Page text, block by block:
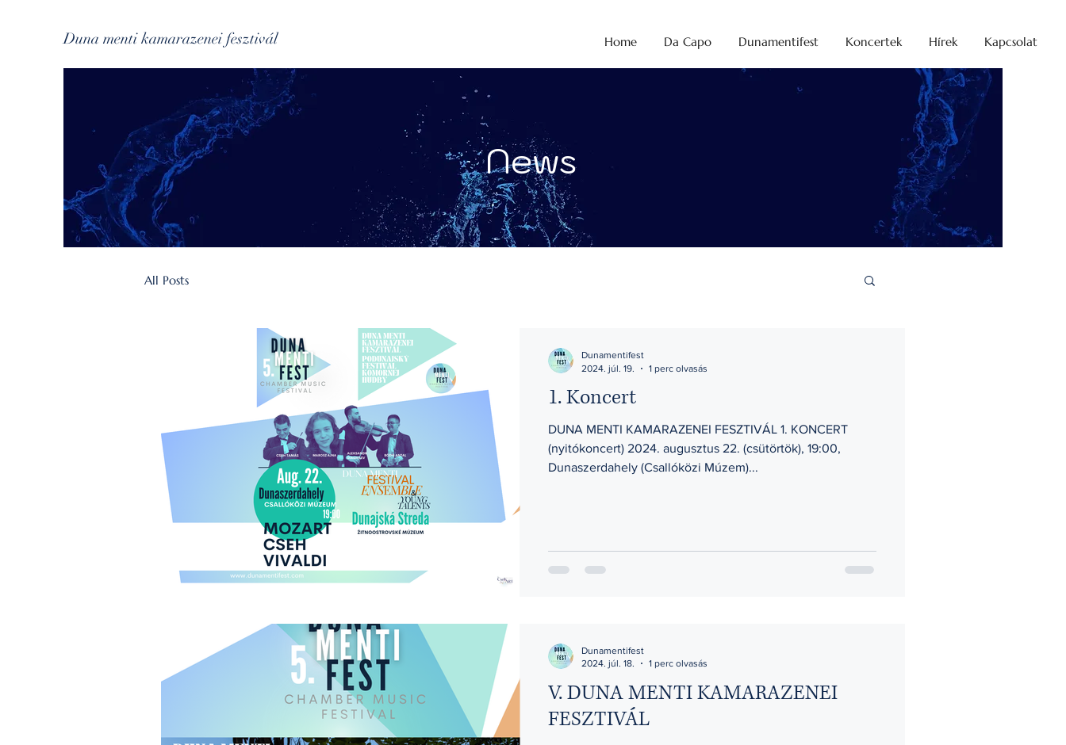
Duna menti kamarazenei fesztivál Home Da Capo Dunamentifest Koncertek Hírek Kapcsolat
News
All Posts
1. Koncert
DUNA MENTI KAMARAZENEI FESZTIVÁL 1. KONCERT
(nyitókoncert) 2024. augusztus 22. (csütörtök), 19:00,
Dunaszerdahely (Csallóközi Múzem)...
Dunamentifest
2024. júl. 19.
1 perc olvasás
V. DUNA MENTI KAMARAZENEI
FESZTIVÁL
Dunamentifest
2024. júl. 18.
1 perc olvasás